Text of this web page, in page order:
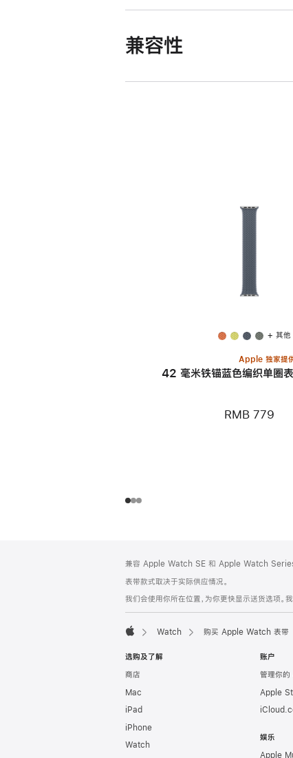
兼容性
+ 其他
Apple 独家提
42 毫米铁锚蓝色编织单圈
RMB 779
页
页
脚
注
兼容 Apple Watch SE 和 Apple Watch Series
表带款式取决于实际供应情况。
我们会使用你所在位置，为你更快显示送货选项。
Watch 购买 Apple Watch 表带
选购及了解
商店
Mac
iPad
iPhone
Watch
账户
管理你
Apple
娱乐
Apple